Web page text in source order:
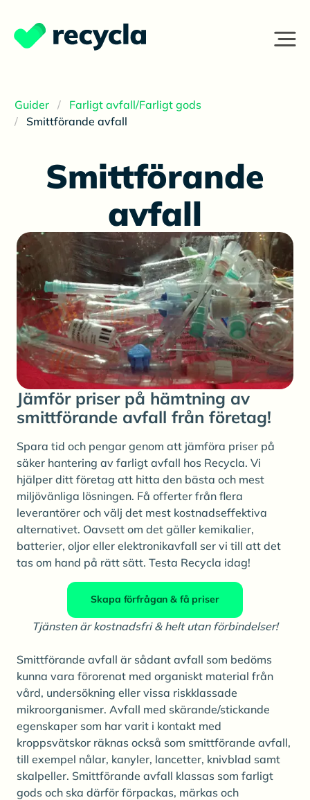
Guider
Farligt avfall/Farligt gods
Smittförande avfall
Smittförande
avfall
Jämför priser på hämtning av
smittförande avfall från företag!
Spara tid och pengar genom att jämföra priser på
säker hantering av farligt avfall hos Recycla. Vi
hjälper ditt företag att hitta den bästa och mest
miljövänliga lösningen. Få offerter från flera
leverantörer och välj det mest kostnadseffektiva
alternativet. Oavsett om det gäller kemikalier,
batterier, oljor eller elektronikavfall ser vi till att det
tas om hand på rätt sätt. Testa Recycla idag!
Skapa förfrågan & få priser
Tjänsten är kostnadsfri & helt utan förbindelser!
Smittförande avfall är sådant avfall som bedöms
kunna vara förorenat med organiskt material från
vård, undersökning eller vissa riskklassade
mikroorganismer. Avfall med skärande/stickande
egenskaper som har varit i kontakt med
kroppsvätskor räknas också som smittförande avfall,
till exempel nålar, kanyler, lancetter, knivblad samt
skalpeller. Smittförande avfall klassas som farligt
gods och ska därför förpackas, märkas och